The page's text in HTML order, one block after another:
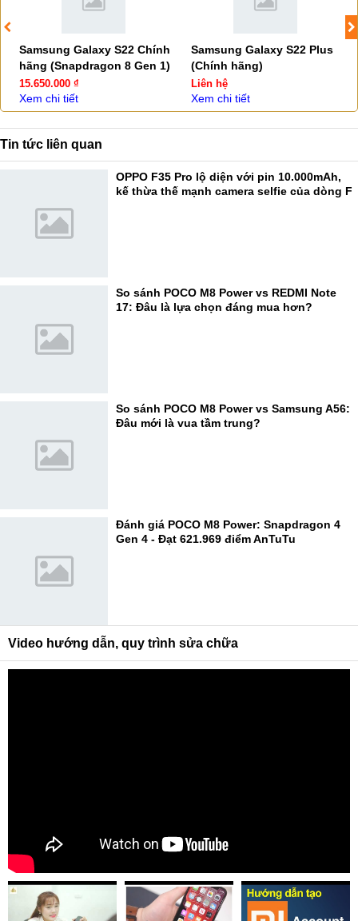
Samsung Galaxy S22 Chính
hãng (Snapdragon 8 Gen 1)
15.650.000 ₫
Xem chi tiết
Samsung Galaxy S22 Plus
(Chính hãng)
Liên hệ
Xem chi tiết
Tin tức liên quan
OPPO F35 Pro lộ diện với pin 10.000mAh,
kế thừa thế mạnh camera selfie của dòng F
So sánh POCO M8 Power vs REDMI Note
17: Đâu là lựa chọn đáng mua hơn?
So sánh POCO M8 Power vs Samsung A56:
Đâu mới là vua tầm trung?
Đánh giá POCO M8 Power: Snapdragon 4
Gen 4 - Đạt 621.969 điểm AnTuTu
Video hướng dẫn, quy trình sửa chữa